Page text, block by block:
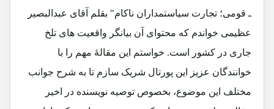
ـ قومی؛ تجارت سیاستمداران ناکام" بقلم آقای عبدالبصیر
عظیمی خواندم که محتوای آن بیانگر واقعیت های تلخ
جاری در کشور است. خواستم این مقالۀ مهم را با
خوانندگان عزیز این پورتال شریک سازم تا به شرح جوانب
مختلف این موضوع، بخصوص توصیه نویسنده در اخیر